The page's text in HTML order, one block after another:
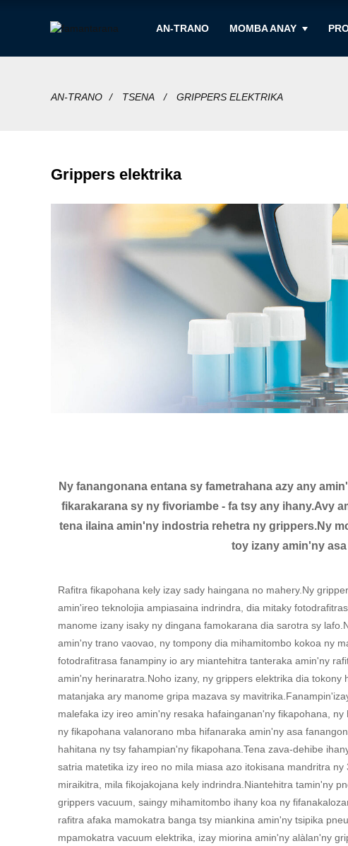
AN-TRANO MOMBA ANAY
AN-TRANO TSENA GRIPPERS ELEKTRIKA
Grippers elektrika
Ny fanangonana entana sy fametrahana azy any
fikarakarana sy ny fivoriambe - fa tsy any ihany.Avy
tena ilaina amin'ny indostria rehetra ny grippers.Ny
toy izany amin'ny
Rafitra fikapohana kely izay sady haingana no mahery.Ny
amin'ireo teknolojia ampiasaina indrindra, dia mitaky
manome izany isaky ny dingana famokarana dia sarotra sy
amin'ny trano vaovao, ny tompony dia mihamitombo kokoa ny
fotodrafitrasa fanampiny io ary miantehitra tanteraka amin'ny
amin'ny herinaratra.Noho izany, ny grippers elektrika dia tokony
matanjaka ary manome gripa mazava sy
malefaka izy ireo amin'ny resaka hafainganan'ny fikapohana,
ny fikapohana valanorano mba hifanaraka amin'ny asa
hahitana ny tsy fahampian'ny fikapohana.Tena zava-dehibe
satria matetika izy ireo no mila miasa azo itokisana mandritra ny
miraikitra, mila fikojakojana kely indrindra.Niantehitra tamin'ny
grippers vacuum, saingy mihamitombo ihany koa ny
rafitra afaka mamokatra banga tsy miankina amin'ny tsipika
mpamokatra vacuum elektrika, izay miorina amin'ny alàlan'ny